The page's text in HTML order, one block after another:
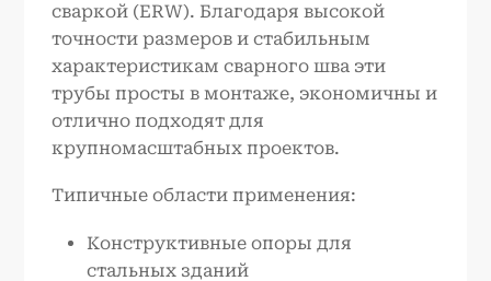
сваркой (ERW). Благодаря высокой
точности размеров и стабильным
характеристикам сварного шва эти
трубы просты в монтаже, экономичны и
отлично подходят для
крупномасштабных проектов.
Типичные области применения:
Конструктивные опоры для
стальных зданий